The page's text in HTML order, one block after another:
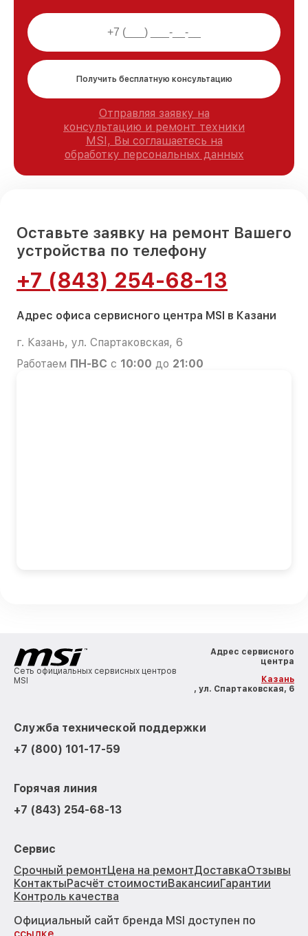
Получить бесплатную консультацию
Отправляя заявку на
консультацию и ремонт техники
MSI, Вы соглашаетесь на
обработку персональных данных
Оставьте заявку на ремонт Вашего
устройства по телефону
+7 (843) 254-68-13
Адрес офиса сервисного центра MSI в Казани
г. Казань, ул. Спартаковская, 6
Работаем ПН-ВС с 10:00 до 21:00
Сеть официальных сервисных центров
MSI
Адрес сервисного
центра
Казань
, ул. Спартаковская, 6
Служба технической поддержки
+7 (800) 101-17-59
Горячая линия
+7 (843) 254-68-13
Сервис
Срочный ремонтЦена на ремонтДоставкаОтзывы
КонтактыРасчёт стоимостиВакансииГарантии
Контроль качества
Официальный сайт бренда MSI доступен по